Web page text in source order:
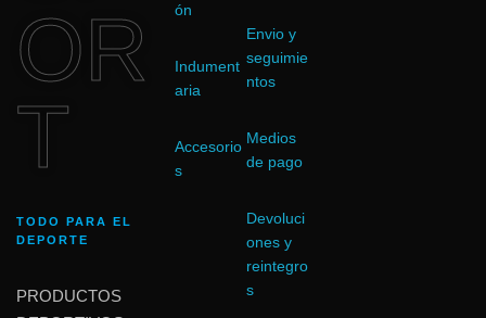
OR
T
TODO PARA EL
DEPORTE
PRODUCTOS
ón
Indument
aria
Accesorio
s
Envio y
seguimie
ntos
Medios
de pago
Devoluci
ones y
reintegro
s